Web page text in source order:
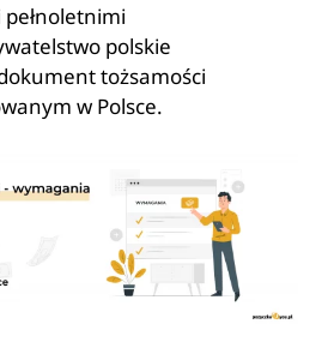
polskie
tożsamości
w Polsce.